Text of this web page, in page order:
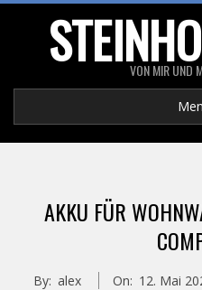
VON MIR UND
Navigation
AKKU FÜR
By: alex On: 12. Mai